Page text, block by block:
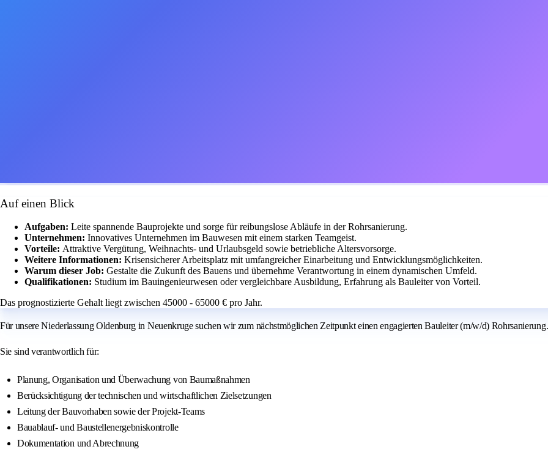
Auf einen Blick
Aufgaben: Leite spannende Bauprojekte und sorge für reibungslose Abläufe in der Rohrsanierung.
Unternehmen: Innovatives Unternehmen im Bauwesen mit einem starken Teamgeist.
Vorteile: Attraktive Vergütung, Weihnachts- und Urlaubsgeld sowie betriebliche Altersvorsorge.
Weitere Informationen: Krisensicherer Arbeitsplatz mit umfangreicher Einarbeitung und Entwicklungsmöglichkeiten.
Warum dieser Job: Gestalte die Zukunft des Bauens und übernehme Verantwortung in einem dynamischen Umfeld.
Qualifikationen: Studium im Bauingenieurwesen oder vergleichbare Ausbildung, Erfahrung als Bauleiter von Vorteil.
Das prognostizierte Gehalt liegt zwischen 45000 - 65000 € pro Jahr.
Für unsere Niederlassung Oldenburg in Neuenkruge suchen wir zum nächstmöglichen Zeitpunkt einen engagierten Bauleiter (m/w/d) Rohrsanierung.
Sie sind verantwortlich für:
Planung, Organisation und Überwachung von Baumaßnahmen
Berücksichtigung der technischen und wirtschaftlichen Zielsetzungen
Leitung der Bauvorhaben sowie der Projekt-Teams
Bauablauf- und Baustellenergebniskontrolle
Dokumentation und Abrechnung